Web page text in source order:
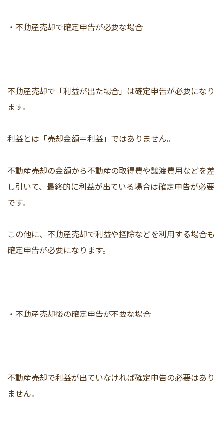
・不動産売却で確定申告が必要な場合
不動産売却で「利益が出た場合」は確定申告が必要になり
ます。
利益とは「売却金額＝利益」ではありません。
不動産売却の金額から不動産の取得費や譲渡費用などを差
し引いて、最終的に利益が出ている場合は確定申告が必要
です。
この他に、不動産売却で利益や控除などを利用する場合も
確定申告が必要になります。
・不動産売却後の確定申告が不要な場合
不動産売却で利益が出ていなければ確定申告の必要はあり
ません。